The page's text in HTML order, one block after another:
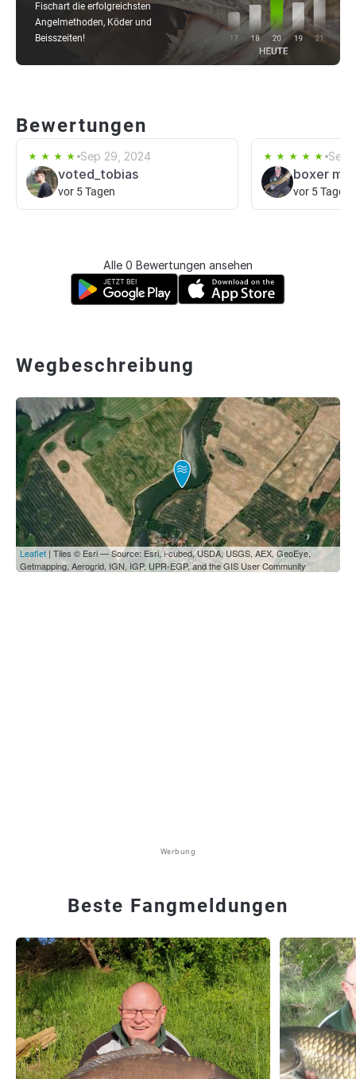
Fischart die erfolgreichsten
Angelmethoden, Köder und
Beisszeiten!
Bewertungen
Sep 29, 2024
voted_tobias
vor 5 Tagen
Sep
boxer
vor 5 Tagen
Alle 0 Bewertungen ansehen
Wegbeschreibung
Leaflet | Tiles © Esri — Source: Esri, i-cubed, USDA, USGS, AEX, GeoEye,
Getmapping, Aerogrid, IGN, IGP, UPR-EGP, and the GIS User Community
Werbung
Beste Fangmeldungen